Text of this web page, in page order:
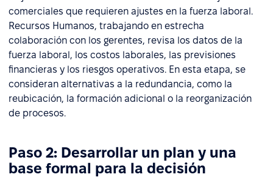
comerciales que requieren ajustes en la fuerza laboral.
Recursos Humanos, trabajando en estrecha
colaboración con los gerentes, revisa los datos de la
fuerza laboral, los costos laborales, las previsiones
financieras y los riesgos operativos. En esta etapa, se
consideran alternativas a la redundancia, como la
reubicación, la formación adicional o la reorganización
de procesos.
Paso 2: Desarrollar un plan y una
base formal para la decisión